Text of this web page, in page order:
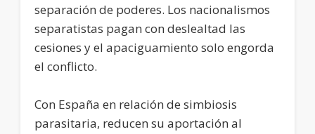
separación de poderes. Los nacionalismos
separatistas pagan con deslealtad las
cesiones y el apaciguamiento solo engorda
el conflicto.
Con España en relación de simbiosis
parasitaria, reducen su aportación al